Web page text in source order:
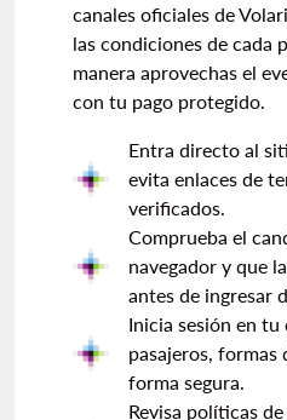
canales oficiales de
las condiciones de cada
manera aprovechas el
con tu pago protegido.
Entra directo al
evita enlaces de
verificados.
Comprueba el
navegador y que
antes de ingresar
Inicia sesión en
pasajeros, formas
forma segura.
Revisa políticas de